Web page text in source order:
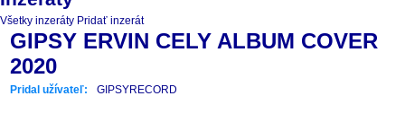
Všetky inzeráty Pridať inzerát
GIPSY ERVIN CELY ALBUM COVER
2020
Pridal užívateľ: GIPSYRECORD